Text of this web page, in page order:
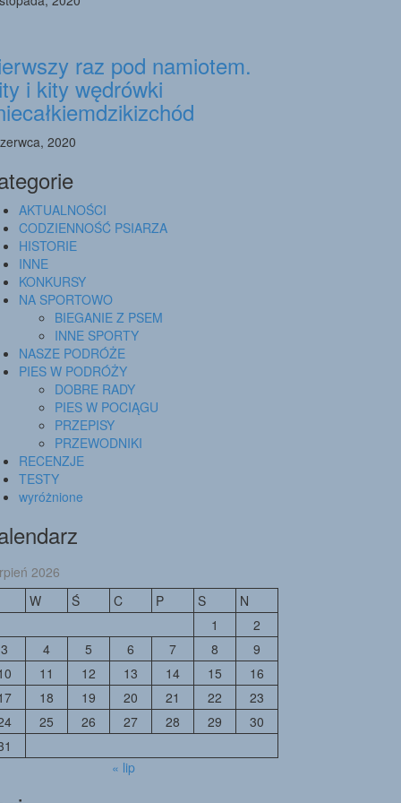
raz pod namiotem.
i kity wędrówki
2020
AKTUALNOŚCI
CODZIENNOŚĆ PSIARZA
HISTORIE
INNE
KONKURSY
NA SPORTOWO
BIEGANIE Z PSEM
INNE SPORTY
NASZE PODRÓŻE
PIES W PODRÓŻY
DOBRE RADY
PIES W POCIĄGU
PRZEPISY
PRZEWODNIKI
RECENZJE
TESTY
wyróżnione
2026
W Ś C P S
N
1
2
3
4 5 6 7 8
9
11 12 13 14 15
16
18 19 20 21 22
23
25 26 27 28 29
30
« lip